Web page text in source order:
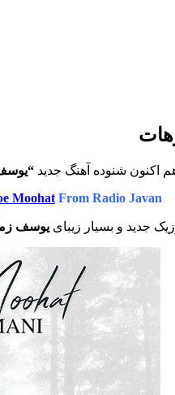
اکنون شنوده آهنگ جدید
MoohatFrom Radio Javan
جدید و بسیار زیباییوسف